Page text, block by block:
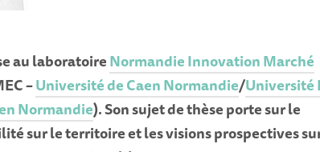
au laboratoireNormandie Innovation Marché
–Université de Caen Normandie/Université
Normandie). Son sujet de thèse porte sur le
sur le territoire et les visions prospectives